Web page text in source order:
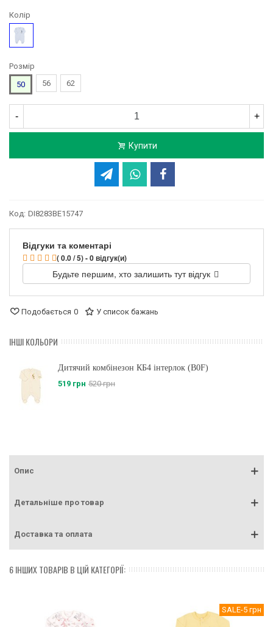
Колір
Блакитний
Розмір
50
56 62
- +
Купити
Код: DI8283BE15747
Відгуки та коментарі
( 0.0 / 5) - 0 відгук(и)
Будьте першим, хто залишить тут відгук
Подобається 0 У список бажань
ІНШІ КОЛЬОРИ
Дитячий комбінезон КБ4 інтерлок (B0F)
519 грн 520 грн
Опис
Детальніше про товар
Доставка та оплата
6 ІНШИХ ТОВАРІВ В ЦІЙ КАТЕГОРІЇ:
SALE-5 грн